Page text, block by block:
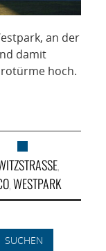
an der
damit
hoch.
,
,WESTPARK